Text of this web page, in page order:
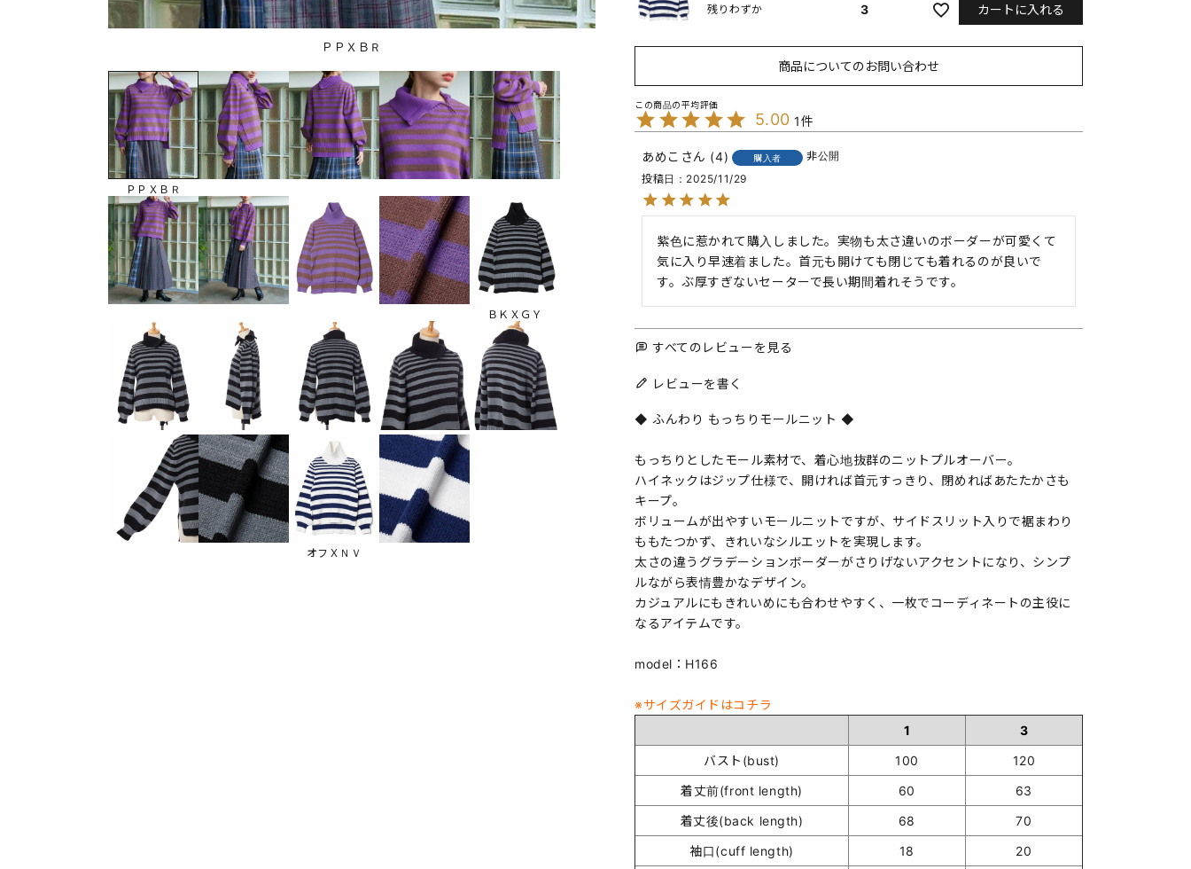
ＰＰＸＢＲ
ＰＰＸＢＲ
ＢＫＸＧＹ
オフＸＮＶ
3
残りわずか カートに入れる
商品についてのお問い合わせ
5.00 1
あめこ 4 購入者
非公開
投稿日
2025/11/29
紫色に惹かれて購入しました。実物も太さ違いのボーダーが可愛くて
気に入り早速着ました。首元も開けても閉じても着れるのが良いで
す。ぶ厚すぎないセーターで長い期間着れそうです。
すべてのレビューを見る
レビューを書く
◆ ふんわり もっちりモールニット ◆
もっちりとしたモール素材で、着心地抜群のニットプルオーバー。
ハイネックはジップ仕様で、開ければ首元すっきり、閉めればあたたかさも
キープ。
ボリュームが出やすいモールニットですが、サイドスリット入りで裾まわり
ももたつかず、きれいなシルエットを実現します。
太さの違うグラデーションボーダーがさりげないアクセントになり、シンプ
ルながら表情豊かなデザイン。
カジュアルにもきれいめにも合わせやすく、一枚でコーディネートの主役に
なるアイテムです。
model：H166
※サイズガイドはコチラ
1
3
バスト(bust)
100
120
着丈前(front length)
60
63
着丈後(back length)
68
70
袖口(cuff length)
18
20